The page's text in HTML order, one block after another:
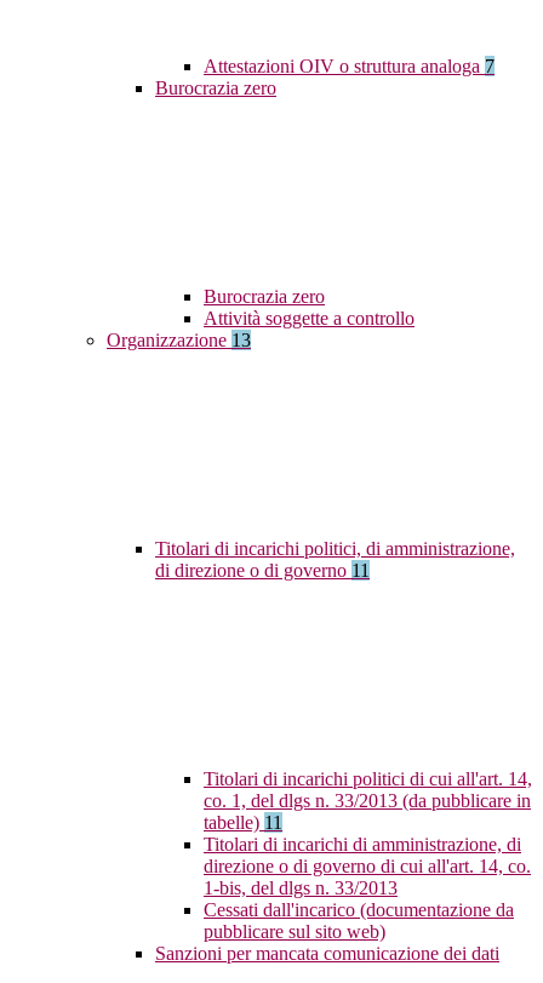
Attestazioni OIV o struttura analoga 7
Burocrazia zero
Burocrazia zero
Attività soggette a controllo
Organizzazione 13
Titolari di incarichi politici, di amministrazione,
di direzione o di governo 11
Titolari di incarichi politici di cui all'art. 14,
co. 1, del dlgs n. 33/2013 (da pubblicare in
tabelle) 11
Titolari di incarichi di amministrazione, di
direzione o di governo di cui all'art. 14, co.
1-bis, del dlgs n. 33/2013
Cessati dall'incarico (documentazione da
pubblicare sul sito web)
Sanzioni per mancata comunicazione dei dati